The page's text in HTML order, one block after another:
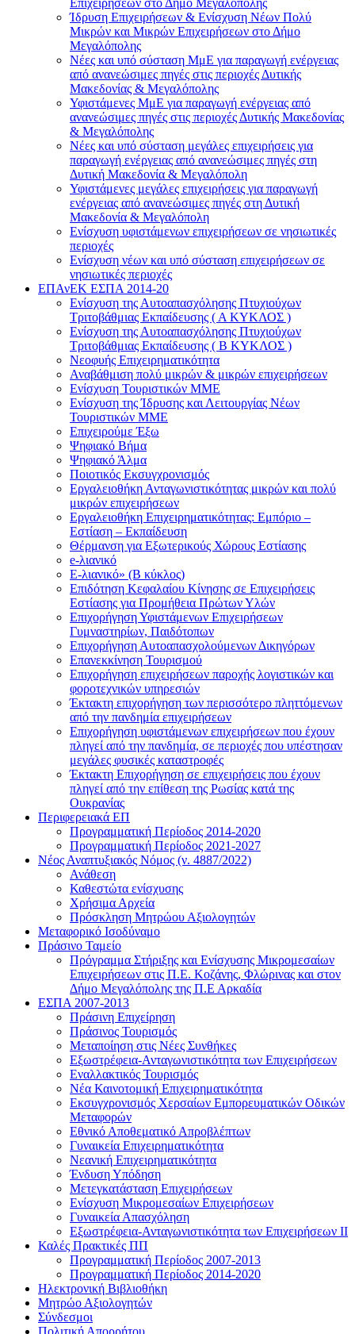
Επιχειρήσεων στο Δήμο Μεγαλόπολης
Ίδρυση Επιχειρήσεων & Ενίσχυση Νέων Πολύ
Μικρών και Μικρών Επιχειρήσεων στο Δήμο
Μεγαλόπολης
Νέες και υπό σύσταση ΜμΕ για παραγωγή ενέργειας
από ανανεώσιμες πηγές στις περιοχές Δυτικής
Μακεδονίας & Μεγαλόπολης
Υφιστάμενες ΜμΕ για παραγωγή ενέργειας από
ανανεώσιμες πηγές στις περιοχές Δυτικής Μακεδονίας
& Μεγαλόπολης
Νέες και υπό σύσταση μεγάλες επιχειρήσεις για
παραγωγή ενέργειας από ανανεώσιμες πηγές στη
Δυτική Μακεδονία & Μεγαλόπολη
Υφιστάμενες μεγάλες επιχειρήσεις για παραγωγή
ενέργειας από ανανεώσιμες πηγές στη Δυτική
Μακεδονία & Μεγαλόπολη
Ενίσχυση υφιστάμενων επιχειρήσεων σε νησιωτικές
περιοχές
Ενίσχυση νέων και υπό σύσταση επιχειρήσεων σε
νησιωτικές περιοχές
ΕΠΑνΕΚ ΕΣΠΑ 2014-20
Ενίσχυση της Αυτοαπασχόλησης Πτυχιούχων
Τριτοβάθμιας Εκπαίδευσης ( Α ΚΥΚΛΟΣ )
Ενίσχυση της Αυτοαπασχόλησης Πτυχιούχων
Τριτοβάθμιας Εκπαίδευσης ( Β ΚΥΚΛΟΣ )
Νεοφυής Επιχειρηματικότητα
Αναβάθμιση πολύ μικρών & μικρών επιχειρήσεων
Ενίσχυση Τουριστικών ΜΜΕ
Ενίσχυση της Ίδρυσης και Λειτουργίας Νέων
Τουριστικών ΜΜΕ
Επιχειρούμε Έξω
Ψηφιακό Βήμα
Ψηφιακό Άλμα
Ποιοτικός Εκσυγχρονισμός
Εργαλειοθήκη Ανταγωνιστικότητας μικρών και πολύ
μικρών επιχειρήσεων
Εργαλειοθήκη Επιχειρηματικότητας: Εμπόριο –
Εστίαση – Εκπαίδευση
Θέρμανση για Εξωτερικούς Χώρους Εστίασης
e-λιανικό
E-λιανικό» (B κύκλος)
Επιδότηση Κεφαλαίου Κίνησης σε Επιχειρήσεις
Εστίασης για Προμήθεια Πρώτων Υλών
Επιχορήγηση Υφιστάμενων Επιχειρήσεων
Γυμναστηρίων, Παιδότοπων
Επιχορήγηση Αυτοαπασχολούμενων Δικηγόρων
Επανεκκίνηση Τουρισμού
Επιχορήγηση επιχειρήσεων παροχής λογιστικών και
φοροτεχνικών υπηρεσιών
Έκτακτη επιχορήγηση των περισσότερο πληττόμενων
από την πανδημία επιχειρήσεων
Επιχορήγηση υφιστάμενων επιχειρήσεων που έχουν
πληγεί από την πανδημία, σε περιοχές που υπέστησαν
μεγάλες φυσικές καταστροφές
Έκτακτη Επιχορήγηση σε επιχειρήσεις που έχουν
πληγεί από την επίθεση της Ρωσίας κατά της
Ουκρανίας
Περιφερειακά ΕΠ
Προγραμματική Περίοδος 2014-2020
Προγραμματική Περίοδος 2021-2027
Νέος Αναπτυξιακός Νόμος (ν. 4887/2022)
Ανάθεση
Καθεστώτα ενίσχυσης
Χρήσιμα Αρχεία
Πρόσκληση Μητρώου Αξιολογητών
Μεταφορικό Ισοδύναμο
Πράσινο Ταμείο
Πρόγραμμα Στήριξης και Ενίσχυσης Μικρομεσαίων
Επιχειρήσεων στις Π.Ε. Κοζάνης, Φλώρινας και στον
Δήμο Μεγαλόπολης της Π.Ε Αρκαδία
ΕΣΠΑ 2007-2013
Πράσινη Επιχείρηση
Πράσινος Τουρισμός
Μεταποίηση στις Νέες Συνθήκες
Εξωστρέφεια-Ανταγωνιστικότητα των Επιχειρήσεων
Εναλλακτικός Τουρισμός
Νέα Καινοτομική Επιχειρηματικότητα
Εκσυγχρονισμός Χερσαίων Εμπορευματικών Οδικών
Μεταφορών
Εθνικό Αποθεματικό Απροβλέπτων
Γυναικεία Επιχειρηματικότητα
Νεανική Επιχειρηματικότητα
Ένδυση Υπόδηση
Μετεγκατάσταση Επιχειρήσεων
Ενίσχυση Μικρομεσαίων Επιχειρήσεων
Γυναικεία Απασχόληση
Εξωστρέφεια-Ανταγωνιστικότητα των Επιχειρήσεων ΙΙ
Καλές Πρακτικές ΠΠ
Προγραμματική Περίοδος 2007-2013
Προγραμματική Περίοδος 2014-2020
Ηλεκτρονική Βιβλιοθήκη
Μητρώο Αξιολογητών
Σύνδεσμοι
Πολιτική Απορρήτου